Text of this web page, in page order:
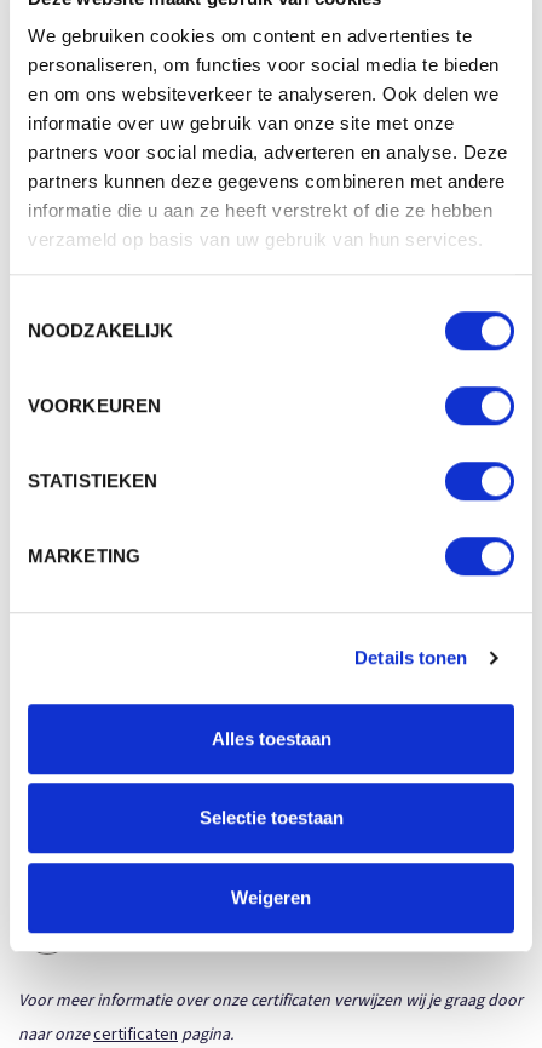
We gebruiken cookies om content en advertenties te
personaliseren, om functies voor social media te bieden
en om ons websiteverkeer te analyseren. Ook delen we
informatie over uw gebruik van onze site met onze
partners voor social media, adverteren en analyse. Deze
partners kunnen deze gegevens combineren met andere
informatie die u aan ze heeft verstrekt of die ze hebben
verzameld op basis van uw gebruik van hun services.
NOODZAKELIJK
VOORKEUREN
STATISTIEKEN
MARKETING
Details tonen
Alles toestaan
Selectie toestaan
Weigeren
Aantal in binnenverpaking
50
Artikelen in omdoos
200
Land van herkomst
China
Mogelijke bewerkingen
BESCHIKBARE KLEUREN
PRODUCT SHEETS
MB091 - 6 PANEL CAP HEAVY COTTON Download
FILES\SIZECHARTS\CONVERSION - DB - ALL
Product sheet (PDF)
CERTIFICATEN
Voor meer informatie over onze certificaten verwijzen wij je graag door
naar onzecertificatenpagina.